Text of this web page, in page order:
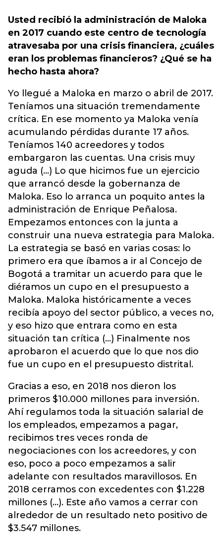
Usted recibió la administración de Maloka
en 2017 cuando este centro de tecnología
atravesaba por una crisis financiera, ¿cuáles
eran los problemas financieros? ¿Qué se ha
hecho hasta ahora?
Yo llegué a Maloka en marzo o abril de 2017.
Teníamos una situación tremendamente
crítica. En ese momento ya Maloka venía
acumulando pérdidas durante 17 años.
Teníamos 140 acreedores y todos
embargaron las cuentas. Una crisis muy
aguda (...) Lo que hicimos fue un ejercicio
que arrancó desde la gobernanza de
Maloka. Eso lo arranca un poquito antes la
administración de Enrique Peñalosa.
Empezamos entonces con la junta a
construir una nueva estrategia para Maloka.
La estrategia se basó en varias cosas: lo
primero era que íbamos a ir al Concejo de
Bogotá a tramitar un acuerdo para que le
diéramos un cupo en el presupuesto a
Maloka. Maloka históricamente a veces
recibía apoyo del sector público, a veces no,
y eso hizo que entrara como en esta
situación tan crítica (...) Finalmente nos
aprobaron el acuerdo que lo que nos dio
fue un cupo en el presupuesto distrital.
Gracias a eso, en 2018 nos dieron los
primeros $10.000 millones para inversión.
Ahí regulamos toda la situación salarial de
los empleados, empezamos a pagar,
recibimos tres veces ronda de
negociaciones con los acreedores, y con
eso, poco a poco empezamos a salir
adelante con resultados maravillosos. En
2018 cerramos con excedentes con $1.228
millones (...). Este año vamos a cerrar con
alrededor de un resultado neto positivo de
$3.547 millones.